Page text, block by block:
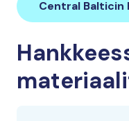
Central Balticin